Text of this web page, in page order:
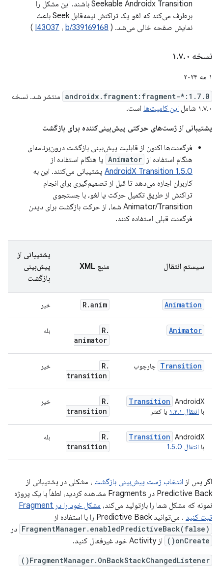
Seekable Androidx Transition باشند. این مشکل را
برطرف می‌کند که لغو یک تراکنش نیمه‌قابل Seek باعث
نمایش صفحه خالی می‌شد. (
I43037 ، b/339169168
)
نسخه ۱ .۷.۰
۱ مه ۲۰۲۴
androidx.fragment:fragment-*:1.7.0 منتشر شد. نسخه
۱.۷.۰ شامل
این کامیت‌ها است.
پشتیبانی از ژست‌های حرکتی پیش‌بینی‌کننده برای بازگشت
فرگمنت‌ها اکنون از قابلیت پیش‌بینی بازگشت درون‌برنامه‌ای
هنگام استفاده از Animator یا هنگام استفاده از
AndroidX Transition 1.5.0 پشتیبانی می‌کنند. این به
کاربران اجازه می‌دهد تا قبل از تصمیم‌گیری برای انجام
تراکنش از طریق تکمیل حرکت یا لغو، با جستجوی
Animator/Transition شما، از حرکت بازگشت برای دیدن
فرگمنت قبلی استفاده کنند.
سیستم انتقال منبع XML
پشتیبانی از
پیش‌بینی
بازگشت
Animation
R.anim خیر
Animator
R.
animator
بله
Transition چارچوب R.
transition
خیر
Transition AndroidX
با انتقال ۱.۴.۱ یا کمتر
R.
transition
خیر
Transition AndroidX
با انتقال 1.5.0
R.
transition
بله
اگر پس از انتخاب ژست پیش‌بینی بازگشت ، مشکلی در پشتیبانی از
Predictive Back در Fragments مشاهده کردید، لطفاً با یک پروژه
نمونه که مشکل شما را بازتولید می‌کند،
مشکل خود را در Fragment
ثبت کنید . می‌توانید Predictive Back را با استفاده از
FragmentManager.enabledPredictiveBack(false) در
onCreate() از Activity خود غیرفعال کنید.
FragmentManager.OnBackStackChangedListener()